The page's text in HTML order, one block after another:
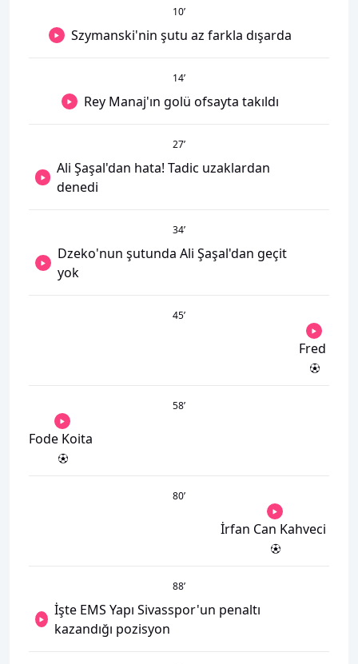
10’
Szymanski'nin şutu az farkla dışarda
14’
Rey Manaj'ın golü ofsayta takıldı
27’
Ali Şaşal'dan hata! Tadic uzaklardan
denedi
34’
Dzeko'nun şutunda Ali Şaşal'dan geçit
yok
45’
Fred
58’
Fode Koita
80’
İrfan Can Kahveci
88’
İşte EMS Yapı Sivasspor'un penaltı
kazandığı pozisyon